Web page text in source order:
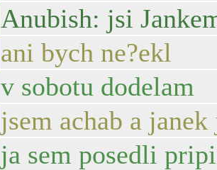
Anubish: jsi
ani bych ne?ekl
v sobotu dodelam
jsem achab a
ja sem posedli